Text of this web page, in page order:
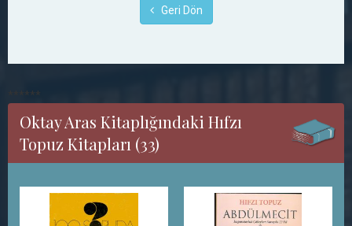
Geri Dön
******
Oktay Aras Kitaplığındaki Hıfzı
Topuz Kitapları (33)